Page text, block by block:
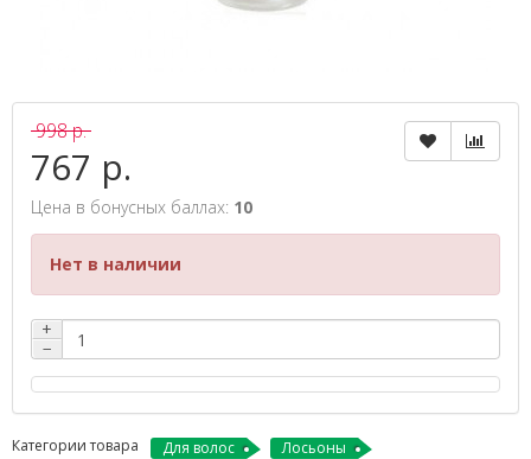
998 р.
767 р.
Цена в бонусных баллах: 10
Нет в наличии
+
−
Категории товара Для волос Лосьоны